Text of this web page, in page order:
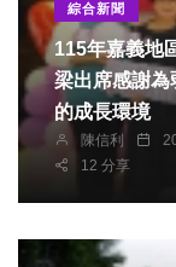
綜合新聞
115年嘉義地
梁出席感謝為
的成長環境
陳信利
12 分享